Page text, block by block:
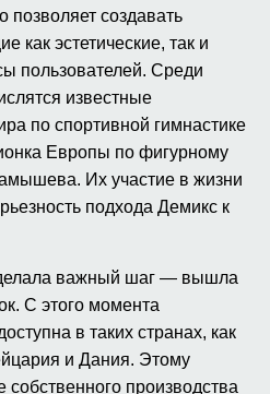
позволяет создавать
как эстетические, так и
пользователей. Среди
известные
по спортивной гимнастике
Европы по фигурному
Их участие в жизни
подхода Демикс к
важный шаг — вышла
С этого момента
в таких странах, как
и Дания. Этому
собственного производства